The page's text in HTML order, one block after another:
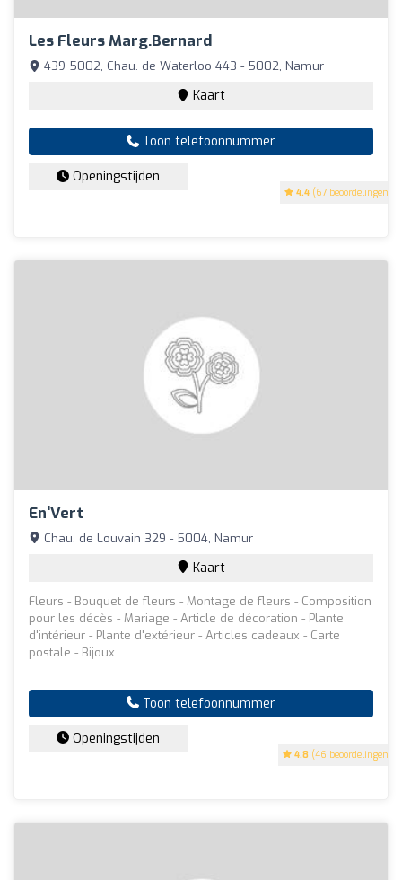
Les Fleurs Marg.Bernard
4.4 (67 beoordelingen)
439 5002, Chau. de Waterloo 443 - 5002, Namur
Kaart
Toon telefoonnummer
Openingstijden
En'Vert
4.8 (46 beoordelingen)
Chau. de Louvain 329 - 5004, Namur
Kaart
Fleurs - Bouquet de fleurs - Montage de fleurs - Composition
pour les décès - Mariage - Article de décoration - Plante
d'intérieur - Plante d'extérieur - Articles cadeaux - Carte
postale - Bijoux
Toon telefoonnummer
Openingstijden